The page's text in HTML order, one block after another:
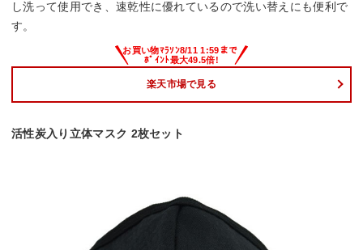
し洗って使用でき、速乾性に優れているので洗い替えにも便利で
す。
楽天市場で見る
活性炭入り立体マスク 2枚セット